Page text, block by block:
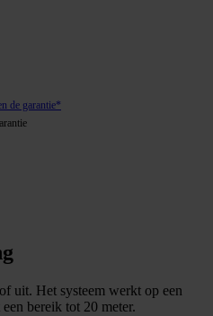
de garantie*
uit. Het systeem werkt op een
bereik tot 20 meter.